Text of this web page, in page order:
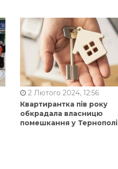
2 Лютого 2024, 12:56
Квартирантка пів року
обкрадала власницю
помешкання у Тернополі